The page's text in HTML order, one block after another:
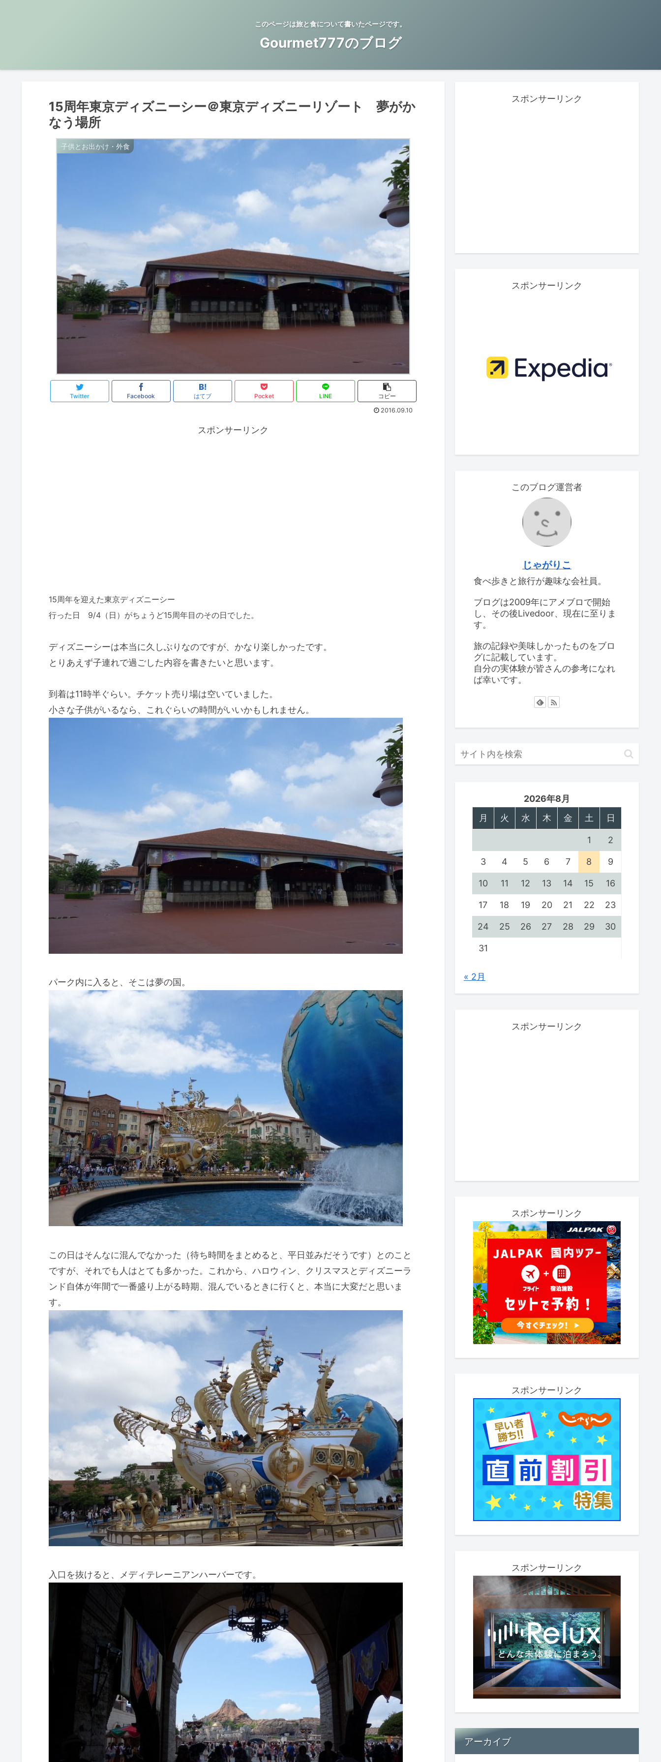
このページは旅と食について書いたページです。
Gourmet777のブログ
15周年東京ディズニーシー＠東京ディズニーリゾート 夢がか
なう場所
子供とお出かけ・外食
Twitter Facebook はてブ Pocket LINE
コピー
2016.09.10
スポンサーリンク
15周年を迎えた東京ディズニーシー
行った日 9/4（日）がちょうど15周年目のその日でした。
ディズニーシーは本当に久しぶりなのですが、かなり楽しかったです。
とりあえず子連れで過ごした内容を書きたいと思います。
到着は11時半ぐらい。チケット売り場は空いていました。
小さな子供がいるなら、これぐらいの時間がいいかもしれません。
パーク内に入ると、そこは夢の国。
この日はそんなに混んでなかった（待ち時間をまとめると、平日並みだそうです）とのこと
ですが、それでも人はとても多かった。これから、ハロウィン、クリスマスとディズニーラ
ンド自体が年間で一番盛り上がる時期、混んでいるときに行くと、本当に大変だと思いま
す。
入口を抜けると、メディテレーニアンハーバーです。
スポンサーリンク
スポンサーリンク
このブログ運営者
じゃがりこ
食べ歩きと旅行が趣味な会社員。
ブログは2009年にアメブロで開始
し、その後Livedoor、現在に至りま
す。
旅の記録や美味しかったものをブロ
グに記載しています。
自分の実体験が皆さんの参考になれ
ば幸いです。
2026年8月
月
火 水 木 金 土 日
1 2
3 4 5 6 7 8 9
10 11 12 13 14 15 16
17 18 19 20 21 22 23
24 25 26 27 28 29 30
31
« 2月
スポンサーリンク
スポンサーリンク
スポンサーリンク
スポンサーリンク
アーカイブ